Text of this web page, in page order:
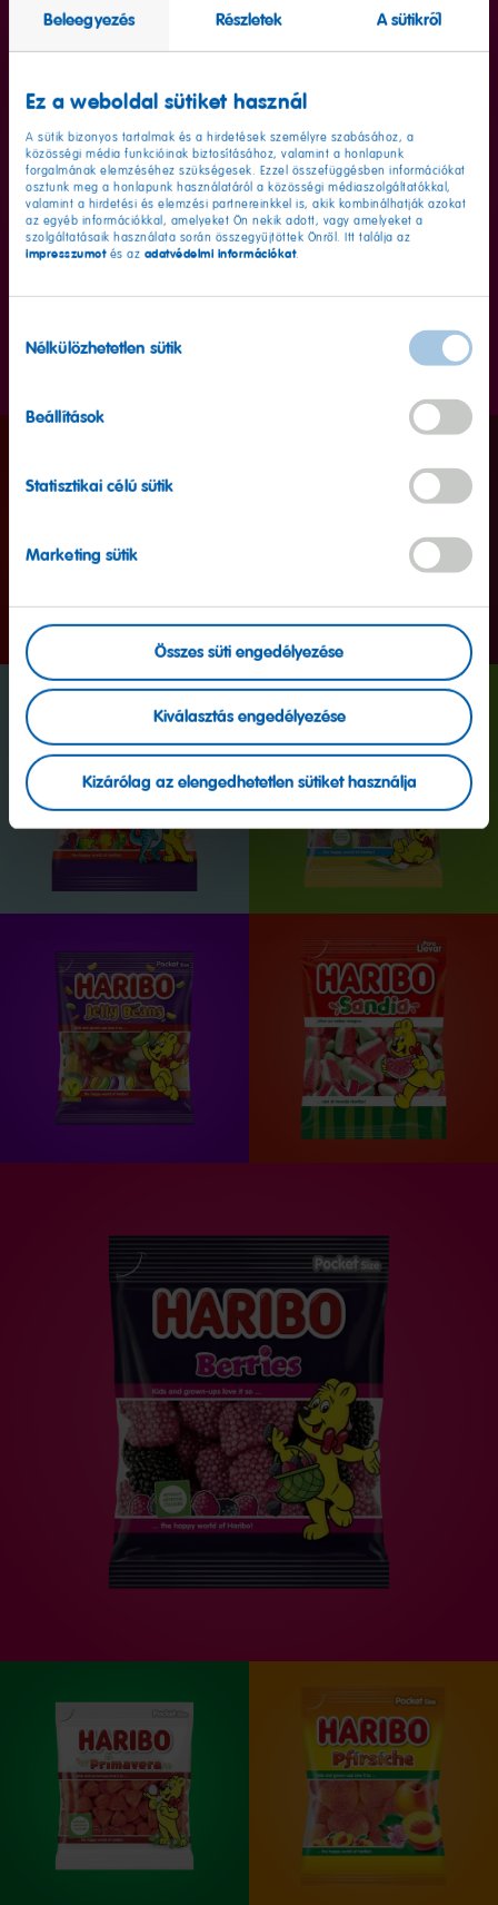
Beleegyezés Részletek A sütikről
Ez a weboldal sütiket használ
A sütik bizonyos tartalmak és a hirdetések személyre szabásához, a
közösségi média funkcióinak biztosításához, valamint a honlapunk
forgalmának elemzéséhez szükségesek. Ezzel összefüggésben információkat
osztunk meg a honlapunk használatáról a közösségi médiaszolgáltatókkal,
valamint a hirdetési és elemzési partnereinkkel is, akik kombinálhatják azokat
az egyéb információkkal, amelyeket Ön nekik adott, vagy amelyeket a
szolgáltatásaik használata során összegyűjtöttek Önről. Itt találja az
impresszumot és az adatvédelmi információkat.
kiválasztása
Nélkülözhetetlen sütik
Beállítások
Statisztikai célú sütik
Marketing sütik
Összes süti engedélyezése
Kiválasztás engedélyezése
Kizárólag az elengedhetetlen sütiket használja